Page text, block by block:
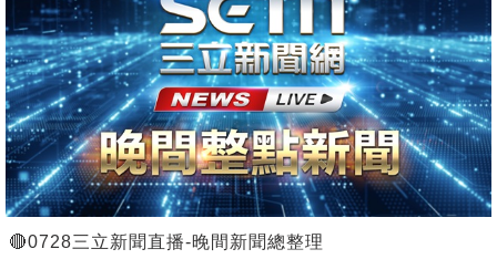
🔴0728三立新聞直播-晚間新聞總整理